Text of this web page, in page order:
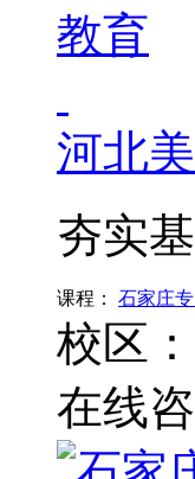
河北
夯实
课程： 石家庄
校区：
在线